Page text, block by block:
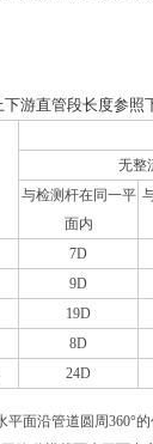
游直管段长度参照
无整
与检测杆在同一平
面内
7D
9D
19D
8D
24D
面沿管道圆周360°